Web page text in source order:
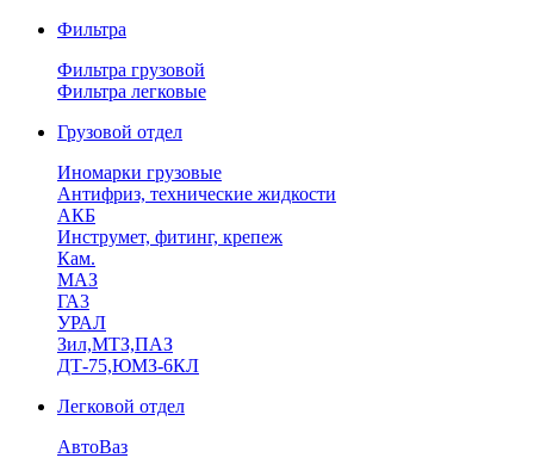
Фильтра
Фильтра грузовой
Фильтра легковые
Грузовой отдел
Иномарки грузовые
Антифриз, технические жидкости
АКБ
Инструмет, фитинг, крепеж
Кам.
МАЗ
ГА3
УРАЛ
Зил,МТЗ,ПАЗ
ДТ-75,ЮМЗ-6КЛ
Легковой отдел
АвтоВаз